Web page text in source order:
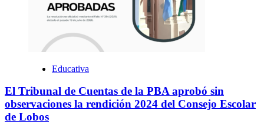
Educativa
El Tribunal de Cuentas de la PBA aprobó sin
observaciones la rendición 2024 del Consejo Escolar
de Lobos